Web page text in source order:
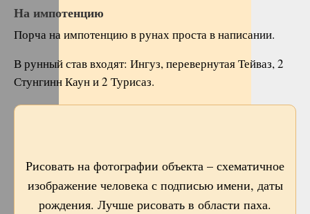
На импотенцию
Порча на импотенцию в рунах проста в написании.
В рунный став входят: Ингуз, перевернутая Тейваз, 2
Стунгинн Каун и 2 Турисаз.
Рисовать на фотографии объекта – схематичное
изображение человека с подписью имени, даты
рождения. Лучше рисовать в области паха.